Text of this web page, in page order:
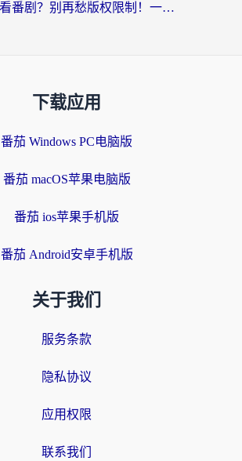
国外怎么看番剧？别再愁版权限制！一个工具解决所有回国追剧难题
下载应用
番茄 Windows PC电脑版
番茄 macOS苹果电脑版
番茄 ios苹果手机版
番茄 Android安卓手机版
关于我们
服务条款
隐私协议
应用权限
联系我们